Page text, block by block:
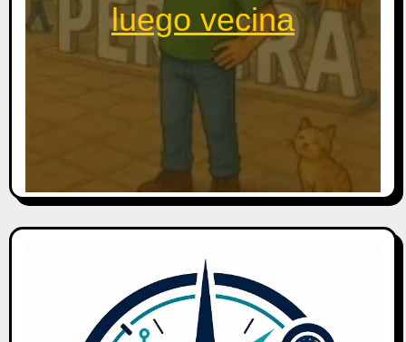
luego vecina